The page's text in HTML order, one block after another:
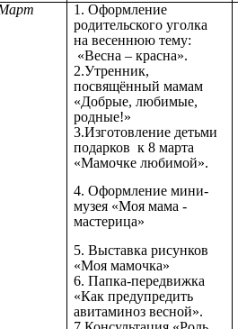
1. Оформление
родительского уголка
на весеннюю тему:
«Весна – красна».
2.Утренник,
посвящённый мамам
«Добрые, любимые,
родные!»
3.Изготовление детьми
подарков к 8 марта
«Мамочке любимой».
4. Оформление мини-
музея «Моя мама -
мастерица»
5. Выставка рисунков
«Моя мамочка»
6. Папка-передвижка
«Как предупредить
авитаминоз весной».